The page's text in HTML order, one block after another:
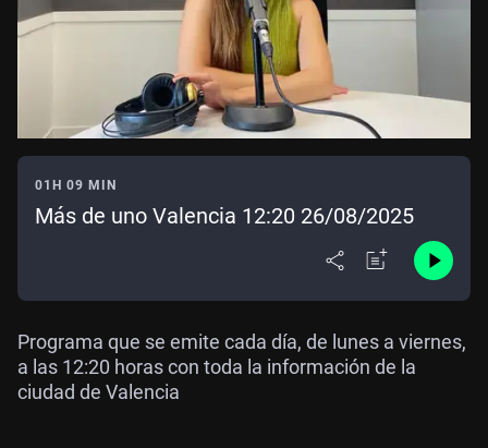
01H 09 MIN
Más de uno Valencia 12:20 26/08/2025
Programa que se emite cada día, de lunes a viernes,
a las 12:20 horas con toda la información de la
ciudad de Valencia